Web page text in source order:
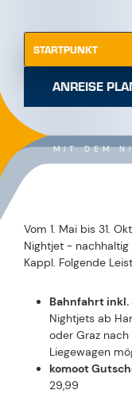
STARTPUNKT
ANREISE
MIT DEM
Vom 1. Mai bis 31.
Nightjet -
Kappl. Folgende
Bahnfahrt
Nightjets ab
oder Graz
Liegewagen
komoot
29,99